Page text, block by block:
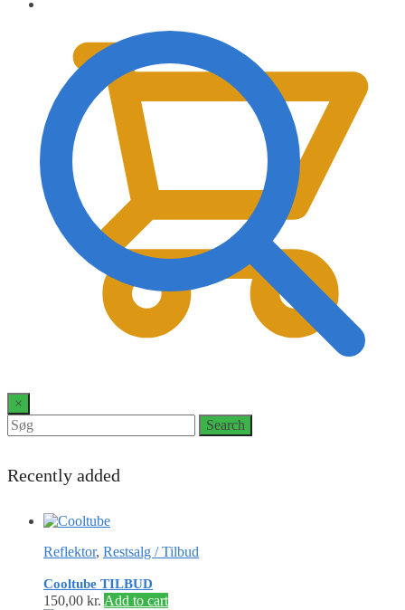
×
Search
for:
Search
Recently added
Reflektor, Restsalg / Tilbud
Cooltube TILBUD
150,00 kr. Add to cart